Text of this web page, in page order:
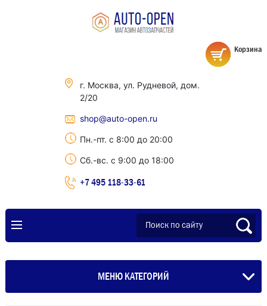
г. Москва, ул. Рудневой, дом.
2/20
shop@auto-open.ru
Пн.-пт. с 8:00 до 20:00
Сб.-вс. с 9:00 до 18:00
+7 495 118-33-61
Корзина
МЕНЮ КАТЕГОРИЙ